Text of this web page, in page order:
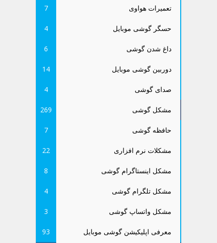
تعمیرات هواوی 7
حسگر گوشی موبایل 4
داغ شدن گوشی 6
دوربین گوشی موبایل 14
صدای گوشی 4
مشکل گوشی 269
حافظه گوشی 7
مشکلات نرم افزاری 22
مشکل اینستاگرام گوشی 8
مشکل تلگرام گوشی 4
مشکل واتساپ گوشی 3
معرفی اپلیکیشن گوشی موبایل 93